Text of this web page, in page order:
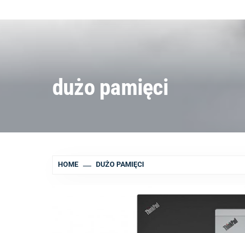
dużo pamięci
HOME DUŻO PAMIĘCI